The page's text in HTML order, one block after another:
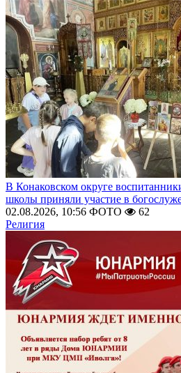
В Конаковском округе
школы приняли участие в
02.08.2026, 10:56 ФОТО
62
Религия